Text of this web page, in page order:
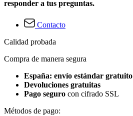
responder a tus preguntas.
Contacto
Calidad probada
Compra de manera segura
España: envío estándar gratuito
Devoluciones gratuitas
Pago seguro con cifrado SSL
Métodos de pago: